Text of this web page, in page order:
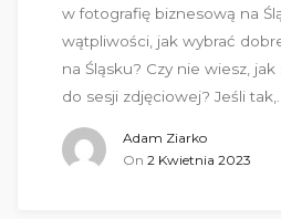
w fotografię biznesową na
wątpliwości, jak wybrać
na Śląsku? Czy nie wiesz,
do sesji zdjęciowej? Jeśli
Adam Ziarko
On 2 Kwietnia 2023